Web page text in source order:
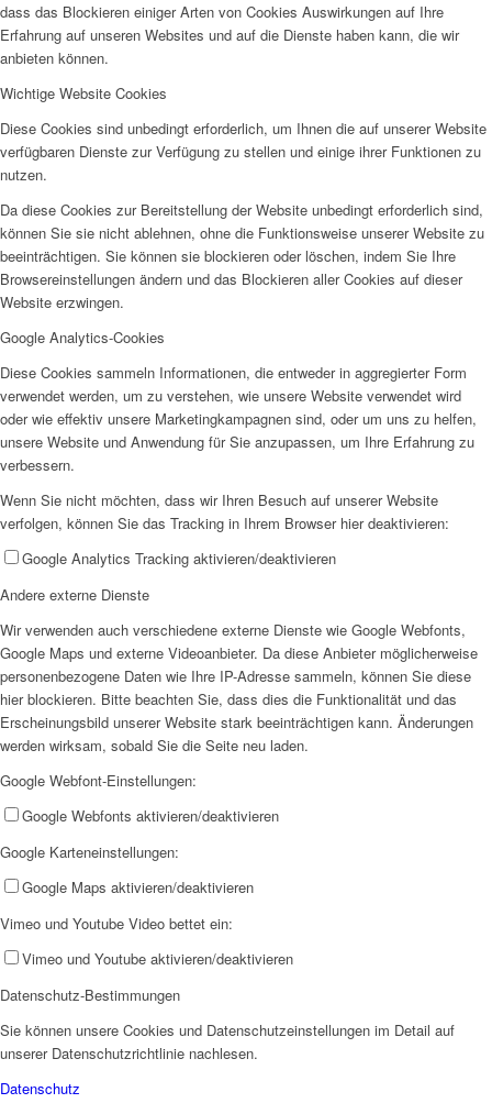
dass das Blockieren einiger Arten von Cookies Auswirkungen auf Ihre
Erfahrung auf unseren Websites und auf die Dienste haben kann, die wir
anbieten können.
Wichtige Website Cookies
Diese Cookies sind unbedingt erforderlich, um Ihnen die auf unserer Website
verfügbaren Dienste zur Verfügung zu stellen und einige ihrer Funktionen zu
nutzen.
Da diese Cookies zur Bereitstellung der Website unbedingt erforderlich sind,
können Sie sie nicht ablehnen, ohne die Funktionsweise unserer Website zu
beeinträchtigen. Sie können sie blockieren oder löschen, indem Sie Ihre
Browsereinstellungen ändern und das Blockieren aller Cookies auf dieser
Website erzwingen.
Google Analytics-Cookies
Diese Cookies sammeln Informationen, die entweder in aggregierter Form
verwendet werden, um zu verstehen, wie unsere Website verwendet wird
oder wie effektiv unsere Marketingkampagnen sind, oder um uns zu helfen,
unsere Website und Anwendung für Sie anzupassen, um Ihre Erfahrung zu
verbessern.
Wenn Sie nicht möchten, dass wir Ihren Besuch auf unserer Website
verfolgen, können Sie das Tracking in Ihrem Browser hier deaktivieren:
Google Analytics Tracking aktivieren/deaktivieren
Andere externe Dienste
Wir verwenden auch verschiedene externe Dienste wie Google Webfonts,
Google Maps und externe Videoanbieter. Da diese Anbieter möglicherweise
personenbezogene Daten wie Ihre IP-Adresse sammeln, können Sie diese
hier blockieren. Bitte beachten Sie, dass dies die Funktionalität und das
Erscheinungsbild unserer Website stark beeinträchtigen kann. Änderungen
werden wirksam, sobald Sie die Seite neu laden.
Google Webfont-Einstellungen:
Google Webfonts aktivieren/deaktivieren
Google Karteneinstellungen:
Google Maps aktivieren/deaktivieren
Vimeo und Youtube Video bettet ein:
Vimeo und Youtube aktivieren/deaktivieren
Datenschutz-Bestimmungen
Sie können unsere Cookies und Datenschutzeinstellungen im Detail auf
unserer Datenschutzrichtlinie nachlesen.
Datenschutz